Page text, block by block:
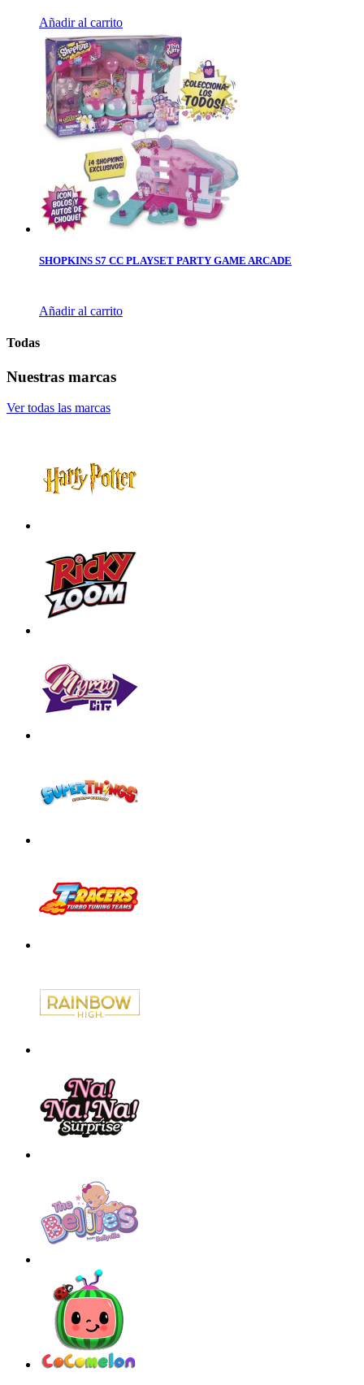
Añadir al carrito
SHOPKINS S7 CC PLAYSET PARTY GAME ARCADE
Añadir al carrito
Todas
Nuestras marcas
Ver todas las marcas